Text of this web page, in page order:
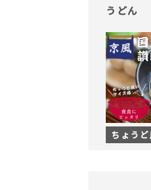
うどん
ちょう